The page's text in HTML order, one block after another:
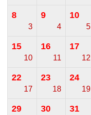
8
3
9
4
10
5
15
10
16
11
17
12
22
17
23
18
24
19
29 30 31